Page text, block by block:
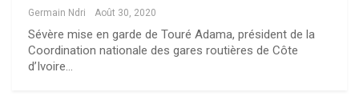
Germain Ndri Août 30, 2020
Sévère mise en garde de Touré Adama, président de la
Coordination nationale des gares routières de Côte
d’Ivoire…